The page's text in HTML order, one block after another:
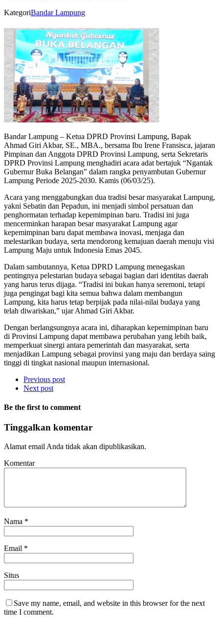
KategoriBandar Lampung
Bandar Lampung – Ketua DPRD Provinsi Lampung, Bapak
Ahmad Giri Akbar, SE., MBA., bersama Ibu Irene Fransisca, jajaran
Pimpinan dan Anggota DPRD Provinsi Lampung, serta Sekretaris
DPRD Provinsi Lampung menghadiri acara adat bertajuk “Ngantak
Gubernur Buka Belangan” dalam rangka penyambutan Gubernur
Lampung Periode 2025-2030. Kamis (06/03/25).
Acara yang menggabungkan dua tradisi besar masyarakat Lampung,
yakni Sebatin dan Pepadun, ini menjadi simbol persatuan dan
penghormatan terhadap kepemimpinan baru. Tradisi ini juga
mencerminkan harapan besar masyarakat Lampung agar
kepemimpinan baru dapat membawa inovasi, menjaga dan
melestarikan budaya, serta mendorong kemajuan daerah menuju visi
Lampung Maju untuk Indonesia Emas 2045.
Dalam sambutannya, Ketua DPRD Lampung menegaskan
pentingnya pelestarian budaya sebagai bagian dari identitas daerah
yang harus terus dijaga. “Tradisi ini bukan hanya seremoni, tetapi
juga pengingat bagi kita semua bahwa dalam membangun
Lampung, kita harus tetap berpijak pada nilai-nilai budaya yang
telah diwariskan,” ujar Ahmad Giri Akbar.
Dengan berlangsungnya acara ini, diharapkan kepemimpinan baru
di Provinsi Lampung dapat membawa perubahan yang lebih baik,
memperkuat sinergi antara pemerintah dan masyarakat, serta
menjadikan Lampung sebagai provinsi yang maju dan berdaya saing
tinggi di tingkat nasional maupun internasional.
Previous post
Next post
Be the first to comment
Tinggalkan komentar
Alamat email Anda tidak akan dipublikasikan.
Komentar
Nama *
Email *
Situs
Save my name, email, and website in this browser for the next
time I comment.